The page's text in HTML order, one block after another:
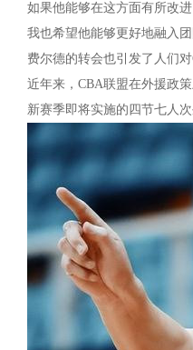
如果他能够在这方面有所改
我也希望他能够更好地融入
费尔德的转会也引发了人们
近年来，CBA联盟在外援政
新赛季即将实施的四节七人